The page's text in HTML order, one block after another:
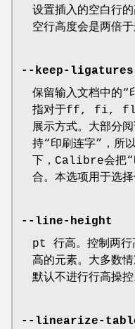
设置插入的空白行
空行高度会是两倍于
--keep-ligatures
保留输入文档中的“
指对于ff, fi, fl之
展示方式。大部分
持“印刷连字”，所
下，Calibre会把“
合。本选项用于选
--line-height
pt 行高。控制两行
高的元素。大多数
默认不进行行高操控
--linearize-